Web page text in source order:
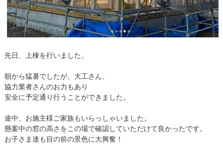
先日、上棟を行いました。
朝から猛暑でしたが、大工さん、
協力業者さんのお力もあり
安全に予定通り行うことができました。
途中、お施主様ご家族もいらっしゃいました。
懸案中の窓の高さをこの場で確認していただけて良かったです。
お子さま達も目の前の景色に大興奮！